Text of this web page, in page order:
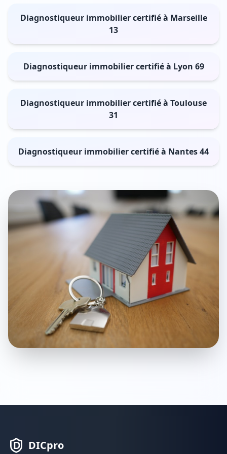
Diagnostiqueur immobilier certifié à Marseille
13
Diagnostiqueur immobilier certifié à Lyon 69
Diagnostiqueur immobilier certifié à Toulouse
31
Diagnostiqueur immobilier certifié à Nantes 44
DICpro